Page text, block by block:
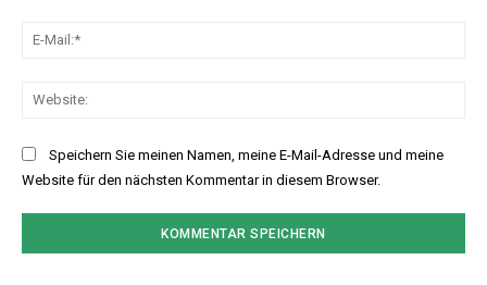
Speichern Sie meinen Namen, meine E-Mail-Adresse und meine
Website für den nächsten Kommentar in diesem Browser.